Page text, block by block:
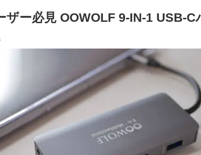
ザー必見 OOWOLF 9-IN-1 USB-C